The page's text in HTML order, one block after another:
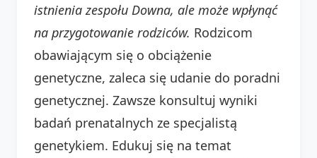
istnienia zespołu Downa, ale może wpłynąć
na przygotowanie rodziców. Rodzicom
obawiającym się o obciążenie
genetyczne, zaleca się udanie do poradni
genetycznej. Zawsze konsultuj wyniki
badań prenatalnych ze specjalistą
genetykiem. Edukuj się na temat